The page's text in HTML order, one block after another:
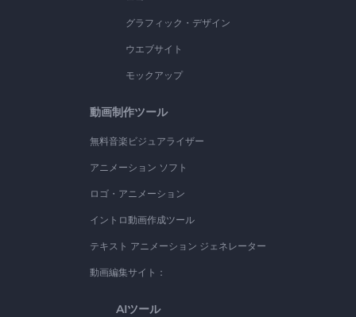
グラフィック・デザイン
ウエブサイト
モックアップ
動画制作ツール
無料音楽ビジュアライザー
アニメーション ソフト
ロゴ・アニメーション
イントロ動画作成ツール
テキスト アニメーション ジェネレーター
動画編集サイト：
AIツール